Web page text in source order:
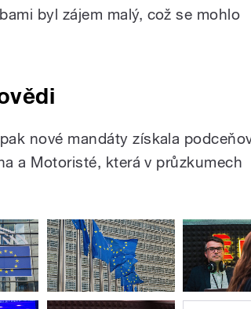
byl zájem malý, což se mohlo
nové mandáty získala
a Motoristé, která v průzkumech